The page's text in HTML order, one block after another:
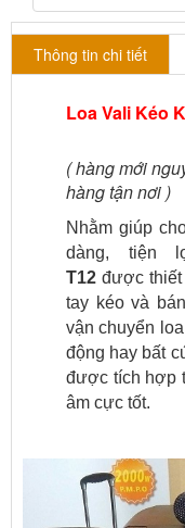
Thông tin chi tiết
Loa Vali Kéo
( hàng mới
hàng tận nơi )
Nhằm giúp
dàng, tiện
T12 được thiết
tay kéo và
vận chuyển
động hay bất
được tích hợp
âm cực tốt.